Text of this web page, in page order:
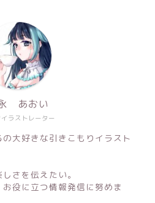
ラストレーター
あおい
大好きな引きこもりイラスト
さを伝えたい。
役に立つ情報発信に努めま